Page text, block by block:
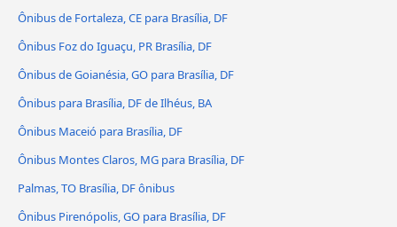
Ônibus de Fortaleza, CE para Brasília, DF
Ônibus Foz do Iguaçu, PR Brasília, DF
Ônibus de Goianésia, GO para Brasília, DF
Ônibus para Brasília, DF de Ilhéus, BA
Ônibus Maceió para Brasília, DF
Ônibus Montes Claros, MG para Brasília, DF
Palmas, TO Brasília, DF ônibus
Ônibus Pirenópolis, GO para Brasília, DF